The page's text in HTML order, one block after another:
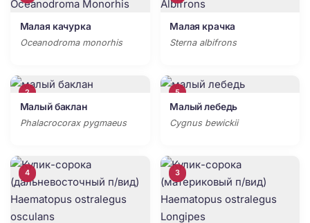
Малая качурка
Oceanodroma monorhis
Малая крачка
Sterna albifrons
2
Малый баклан
Phalacrocorax pygmaeus
5
Малый лебедь
Cygnus bewickii
4 3